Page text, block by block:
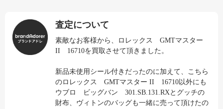
査定について
素敵なお客様から、ロレックス GMTマスター
II 16710を買取させて頂きました。
新品未使用シール付きだったのに加えて、こちら
のロレックス GMTマスター II 16710以外にも
ウブロ ビッグバン 301.SB.131.RXとグッチの
財布、ヴィトンのバッグも一緒に売って頂けたの